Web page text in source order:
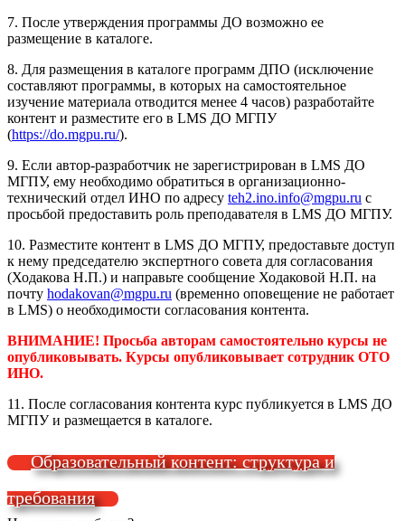
7. После утверждения программы ДО возможно ее
размещение в каталоге.
8. Для размещения в каталоге программ ДПО (исключение
составляют программы, в которых на самостоятельное
изучение материала отводится менее 4 часов) разработайте
контент и разместите его в LMS ДО МГПУ
(https://do.mgpu.ru/).
9. Если автор-разработчик не зарегистрирован в LMS ДО
МГПУ, ему необходимо обратиться в организационно-
технический отдел ИНО по адресу teh2.ino.info@mgpu.ru с
просьбой предоставить роль преподавателя в LMS ДО МГПУ.
10. Разместите контент в LMS ДО МГПУ, предоставьте доступ
к нему председателю экспертного совета для согласования
(Ходакова Н.П.) и направьте сообщение Ходаковой Н.П. на
почту hodakovan@mgpu.ru (временно оповещение не работает
в LMS) о необходимости согласования контента.
ВНИМАНИЕ! Просьба авторам самостоятельно курсы не
опубликовывать. Курсы опубликовывает сотрудник ОТО
ИНО.
11. После согласования контента курс публикуется в LMS ДО
МГПУ и размещается в каталоге.
Образовательный контент: структура и
требования